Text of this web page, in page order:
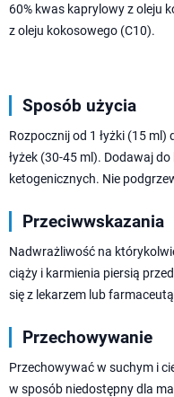
60% kwas kaprylowy z oleju
z oleju kokosowego (C10).
Sposób użycia
Rozpocznij od 1 łyżki (15
łyżek (30-45 ml). Dodawaj
ketogenicznych. Nie
Przeciwwskazania
Nadwrażliwość na
ciąży i karmienia piersią
się z lekarzem lub
Przechowywanie
Przechowywać w suchym i
w sposób niedostępny dla